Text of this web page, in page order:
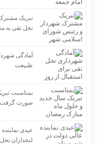
تبریک
نخل تقی به
آمادگی
طبیعت
بمناسبت
صورت
عیدی